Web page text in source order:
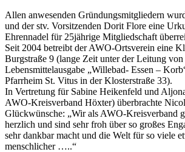
Allen anwesenden Gründungsmitgliedern
und der stv. Vorsitzenden Dorit Flore eine
Ehrennadel für 25jährige Mitgliedschaft
Seit 2004 betreibt der AWO-Ortsverein eine
Burgstraße 9 (lange Zeit unter der Leitung
Lebensmittelausgabe „Willebad- Essen –
Pfarrheim St. Vitus in der Klosterstraße 33).
In Vertretung für Sabine Heikenfeld und
AWO-Kreisverband Höxter) überbrachte
Glückwünsche: „Wir als AWO-Kreisverband
herzlich und sind sehr froh über so großes
sehr dankbar macht und die Welt für so viele
menschlicher …..“